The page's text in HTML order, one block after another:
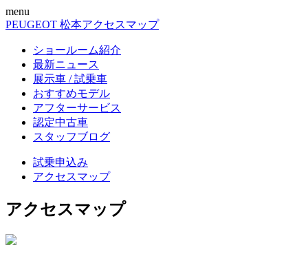
menu
PEUGEOT 松本アクセスマップ
ショールーム紹介
最新ニュース
展示車 / 試乗車
おすすめモデル
アフターサービス
認定中古車
スタッフブログ
試乗申込み
アクセスマップ
アクセスマップ